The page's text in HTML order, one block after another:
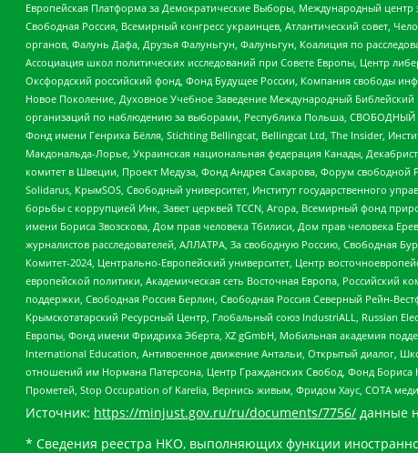
Европейская Платформа за Демократические Выборы, Международный
Свободная Россия, Всемирный конгресс украинцев, Атлантический совет,
органов, Фалунь Дафа, Друзья Фалуньгун, Фалуньгун, Коалиция по
Ассоциация школ политических исследований при Совете Европы, Центр
Оксфордский российский фонд, Фонд Будущее России, Компания свободы
Новое Поколение, Духовное Учебное Заведение Международный
организаций по наблюдению за выборами, Республика Польша,
Фонд имени Генриха Бёлля, Stichting Bellingcat, Bellingcat Ltd, The Insider,
Макдональда-Лорье, Украинская национальная федерация Канады,
комитет в Швеции, Проект Медуза, Фонд Андрея Сахарова, Форум
Solidarus, КрымSOS, Свободный университет, Институт государственного
борьбы с коррупцией Инк, Завет церквей TCCN, Агора, Всемирный фонд
имени Бориса Звозскова, Дом прав человека Тбилиси, Дом прав человека
журналистов расследователей, АЛЛАТРА, За свободную Россию, Свободная
Комитет-2024, Центрально-Европейский университет, Центр
европейской политики, Академическая сеть Восточная Европа, Российский
поддержки, Свободная Россия Берлин, Свободная Россия Северный Рейн-
Крымскотатарский Ресурсный Центр, Глобальный союз IndustriALL, Russian
Европы, Фонд имени Фридриха Эберта, XZ gGmbH, Мобильная академия
International Education, Антивоенное движение Антальи, Открытый диалог,
отношений им Нормана Патерсона, Центр Гражданских Свобод, Фонд
Прометей, Stop Occupation of Karelia, Вернись живым, Фридом Хаус, СОТА
Источник: https://minjust.gov.ru/ru/documents/7756/ данные
* Сведения реестра НКО, выполняющих функции